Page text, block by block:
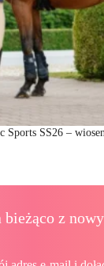
Sports SS26 –
bieżąco z